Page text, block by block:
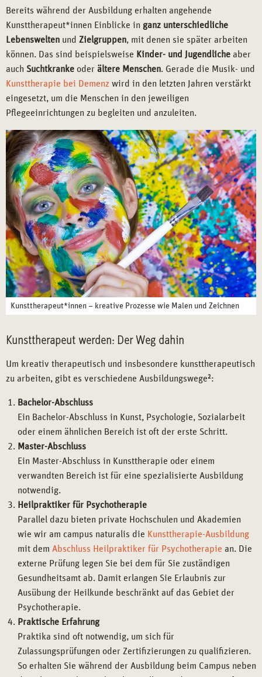
Bereits während der Ausbildung erhalten angehende
Kunsttherapeut*innen Einblicke in ganz unterschiedliche
Lebenswelten und Zielgruppen, mit denen sie später arbeiten
können. Das sind beispielsweise Kinder- und Jugendliche aber
auch Suchtkranke oder ältere Menschen. Gerade die Musik- und
Kunsttherapie bei Demenz wird in den letzten Jahren verstärkt
eingesetzt, um die Menschen in den jeweiligen
Pflegeeinrichtungen zu begleiten und anzuleiten.
Kunsttherapeut*innen – kreative Prozesse wie Malen und Zeichnen
Kunsttherapeut werden: Der Weg dahin
Um kreativ therapeutisch und insbesondere kunsttherapeutisch
zu arbeiten, gibt es verschiedene Ausbildungswege2:
Bachelor-Abschluss
Ein Bachelor-Abschluss in Kunst, Psychologie, Sozialarbeit
oder einem ähnlichen Bereich ist oft der erste Schritt.
Master-Abschluss
Ein Master-Abschluss in Kunsttherapie oder einem
verwandten Bereich ist für eine spezialisierte Ausbildung
notwendig.
Heilpraktiker für Psychotherapie
Parallel dazu bieten private Hochschulen und Akademien
wie wir am campus naturalis die Kunsttherapie-Ausbildung
mit dem Abschluss Heilpraktiker für Psychotherapie an. Die
externe Prüfung legen Sie bei dem für Sie zuständigen
Gesundheitsamt ab. Damit erlangen Sie Erlaubnis zur
Ausübung der Heilkunde beschränkt auf das Gebiet der
Psychotherapie.
Praktische Erfahrung
Praktika sind oft notwendig, um sich für
Zulassungsprüfungen oder Zertifizierungen zu qualifizieren.
So erhalten Sie während der Ausbildung beim Campus neben